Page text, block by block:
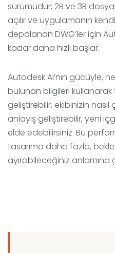
sürümüdür; 2B ve 3B
açılır ve uygulamanın
depolanan DWG’ler için
kadar daha hızlı başlar.
Autodesk AI’nın gücüyle,
bulunan bilgileri kullanarak
geliştirebilir, ekibinizin nasıl
anlayış geliştirebilir, yeni
elde edebilirsiniz. Bu
tasarıma daha fazla,
ayırabileceğiniz anlamına